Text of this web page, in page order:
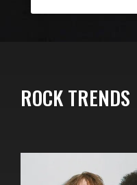
ROCK TRENDS